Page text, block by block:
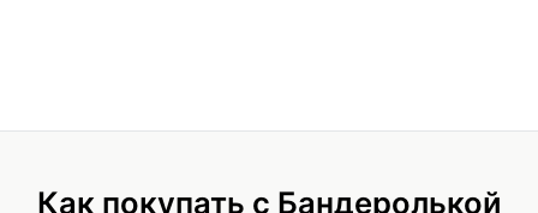
Как покупать с Бандеролькой